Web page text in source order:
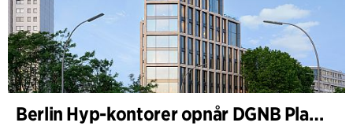
Berlin Hyp-kontorer opnår DGNB Platin og Diamant for klimavenlig arkitektur i høj kvalitet